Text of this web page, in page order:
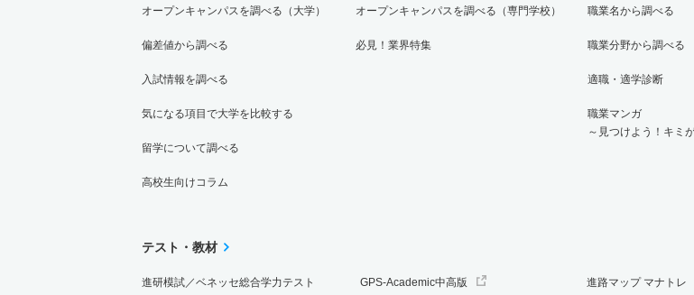
オープンキャンパスを調べる（大学）
偏差値から調べる
入試情報を調べる
気になる項目で大学を比較する
留学について調べる
高校生向けコラム
オープンキャンパスを調べる（専門学校）
必見！業界特集
職業名から調べる
職業分野から調べる
適職・適学診断
職業マンガ
～見つけよう！キミ
テスト・教材
進研模試／ベネッセ総合学力テスト GPS-Academic中高版 進路マップ マナトレ